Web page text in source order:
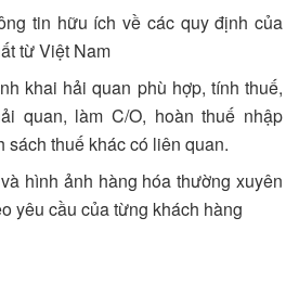
tin hữu ích về các quy định của
từ Việt Nam
khai hải quan phù hợp, tính thuế,
quan, làm C/O, hoàn thuế nhập
sách thuế khác có liên quan.
hình ảnh hàng hóa thường xuyên
yêu cầu của từng khách hàng